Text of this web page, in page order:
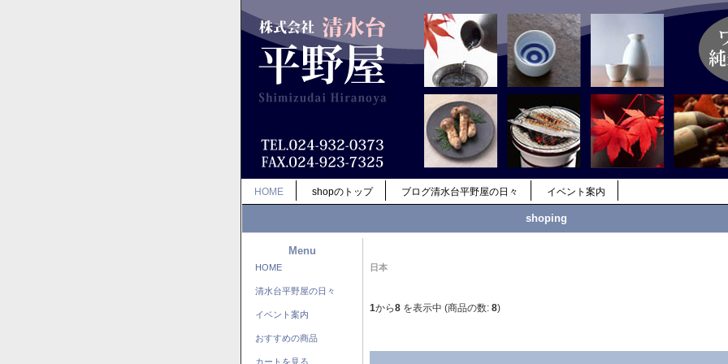
HOME shopのトップ ブログ清水台平野屋の日々 イベント案内
shoping
Menu
HOME
清水台平野屋の日々
イベント案内
おすすめの商品
カートを見る
日本
1から8 を表示中 (商品の数: 8)